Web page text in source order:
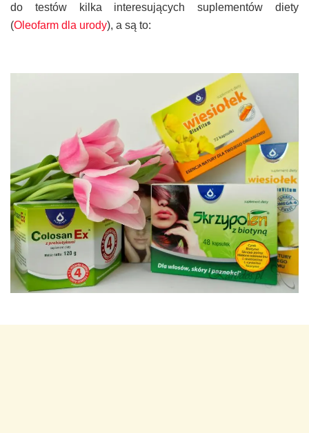
do testów kilka interesujących suplementów diety
(Oleofarm dla urody), a są to: